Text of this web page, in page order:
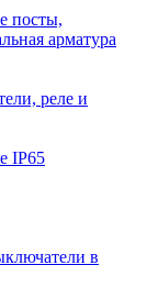
посты,
арматура
реле и
IP65
в